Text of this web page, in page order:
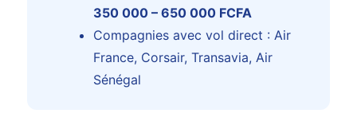
350 000 – 650 000 FCFA
Compagnies avec vol direct : Air
France, Corsair, Transavia, Air
Sénégal